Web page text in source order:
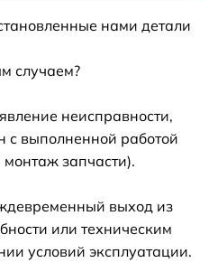
нами детали
случаем?
неисправности,
с выполненной работой
запчасти).
выход из
или техническим
условий эксплуатации.